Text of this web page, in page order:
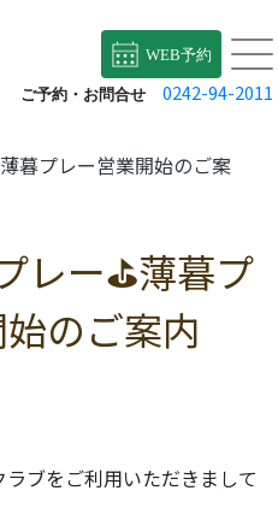
WEB予約
ご予約・お問合せ 0242-94-2011
暮プレー営業開始のご案
レー⛳薄暮プ
のご案内
ブをご利用いただきまして